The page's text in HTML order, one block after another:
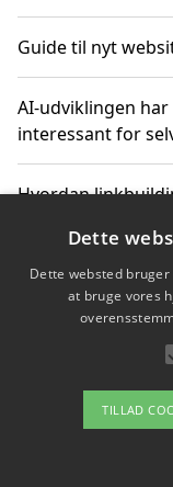
Guide til nyt
AI-udviklingen
interessant for
Hvordan
Sådan har
ændret sig
Om /
Dette
Dette websted
at bruge vores
TILLAD